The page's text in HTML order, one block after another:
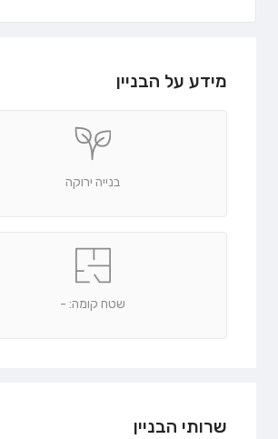
מידע על הבניין
בנייה ירוקה
שטח קומה: -
שרותי הבניין